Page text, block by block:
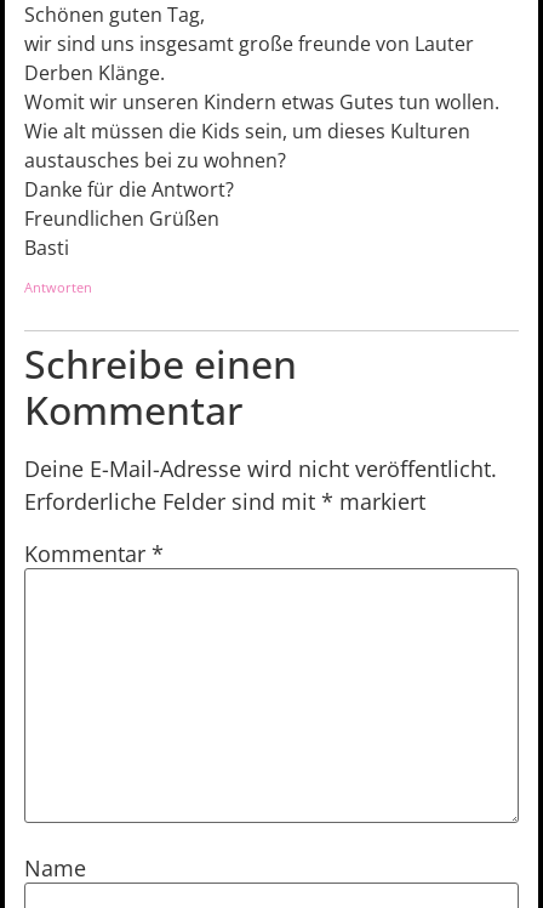
Schönen guten Tag,
wir sind uns insgesamt große freunde von Lauter
Derben Klänge.
Womit wir unseren Kindern etwas Gutes tun wollen.
Wie alt müssen die Kids sein, um dieses Kulturen
austausches bei zu wohnen?
Danke für die Antwort?
Freundlichen Grüßen
Basti
Antworten
Schreibe einen
Kommentar
Deine E-Mail-Adresse wird nicht veröffentlicht.
Erforderliche Felder sind mit * markiert
Kommentar *
Name